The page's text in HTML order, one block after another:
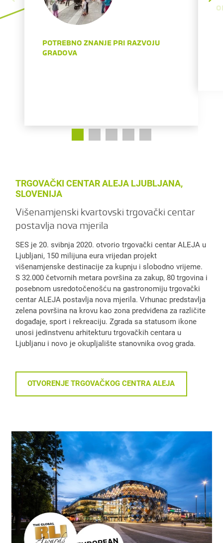
POTREBNO ZNANJE PRI RAZVOJU
GRADOVA
TRGOVAČKI CENTAR ALEJA LJUBLJANA,
SLOVENIJA
Višenamjenski kvartovski trgovački centar
postavlja nova mjerila
SES je 20. svibnja 2020. otvorio trgovački centar ALEJA u
Ljubljani, 150 milijuna eura vrijedan projekt
višenamjenske destinacije za kupnju i slobodno vrijeme.
S 32.000 četvornih metara površina za zakup, 80 trgovina i
posebnom usredotočenošću na gastronomiju trgovački
centar ALEJA postavlja nova mjerila. Vrhunac predstavlja
zelena površina na krovu kao zona predviđena za različite
događaje, sport i rekreaciju. Zgrada sa statusom ikone
unosi jedinstvenu arhitekturu trgovačkih centara u
Ljubljanu i novo je okupljalište stanovnika ovog grada.
OTVORENJE TRGOVAČKOG CENTRA ALEJA